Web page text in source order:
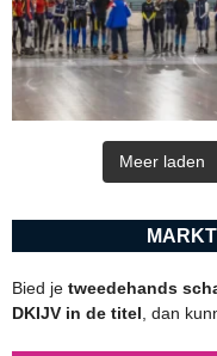
Meer laden
Bied je tweedehands
DKIJV in de titel, dan